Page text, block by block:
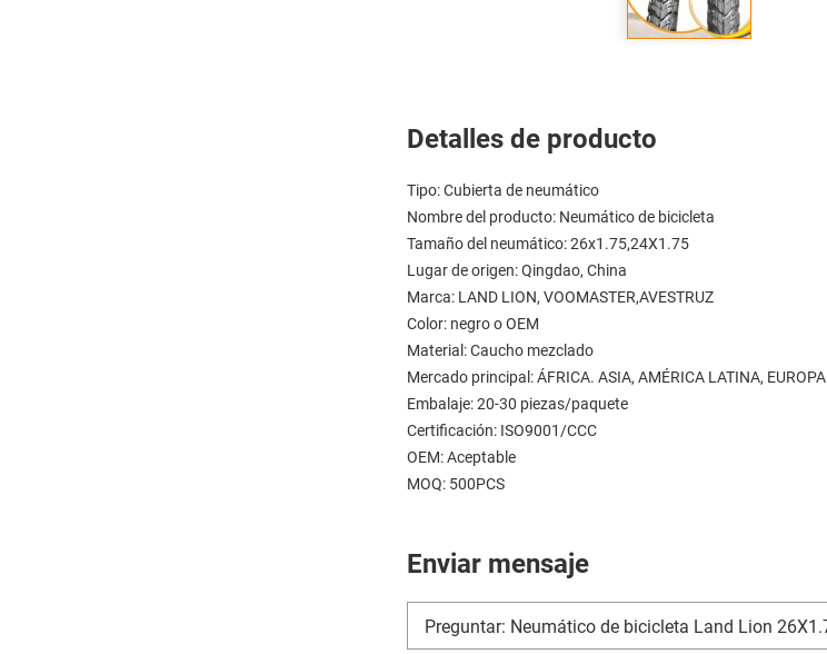
Detalles de producto
Tipo: Cubierta de neumático
Nombre del producto: Neumático de bicicleta
Tamaño del neumático: 26x1.75,24X1.75
Lugar de origen: Qingdao, China
Marca: LAND LION, VOOMASTER,AVESTRUZ
Color: negro o OEM
Material: Caucho mezclado
Mercado principal: ÁFRICA. ASIA, AMÉRICA LATINA, EUROPA
Embalaje: 20-30 piezas/paquete
Certificación: ISO9001/CCC
OEM: Aceptable
MOQ: 500PCS
Enviar mensaje